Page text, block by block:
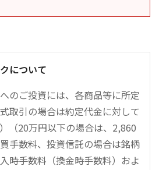
について
のご投資には、各商品等に所定
取引の場合は約定代金に対して
（20万円以下の場合は、2,860
手数料、投資信託の場合は銘柄
時手数料（換金時手数料）およ